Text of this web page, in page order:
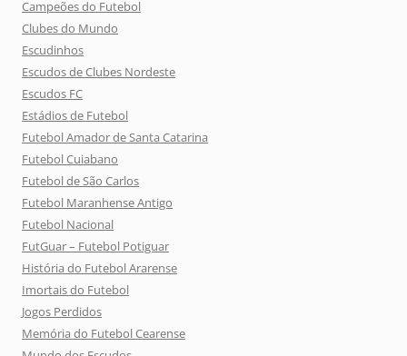
Campeões do Futebol
Clubes do Mundo
Escudinhos
Escudos de Clubes Nordeste
Escudos FC
Estádios de Futebol
Futebol Amador de Santa Catarina
Futebol Cuiabano
Futebol de São Carlos
Futebol Maranhense Antigo
Futebol Nacional
FutGuar – Futebol Potiguar
História do Futebol Ararense
Imortais do Futebol
Jogos Perdidos
Memória do Futebol Cearense